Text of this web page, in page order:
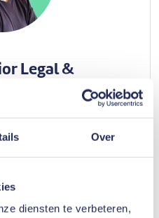
Over
diensten te verbeteren,
Legal &